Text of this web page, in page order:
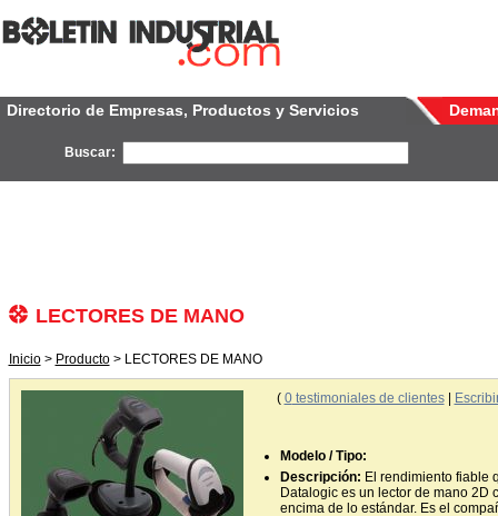
Directorio de Empresas, Productos y Servicios
Buscar:
LECTORES DE MANO
Inicio> Producto> LECTORES DE MANO
( 0testimoniales de clientes|
Modelo / Tipo:
Descripción: El rendimiento fiable
Datalogic es un lector de mano 2D
encima de lo estándar. Es el